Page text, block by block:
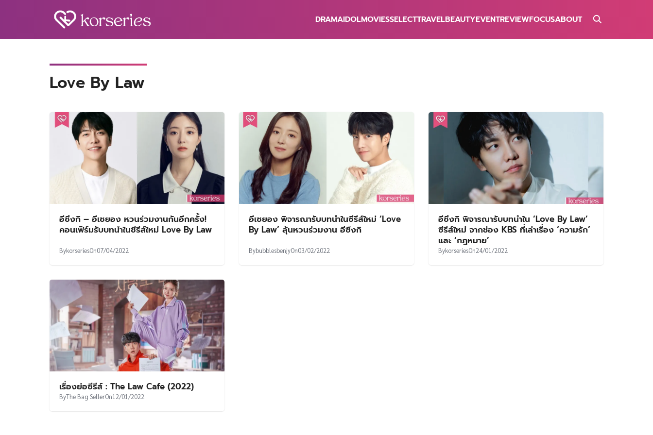
DRAMAIDOLMOVIESSELECTTRAVELBEAUTYEVENTREVIEWFOCUSABOUT
Love By Law
อีซึงกิ – อีเซยอง หวนร่วมงานกันอีกครั้ง!
คอนเฟิร์มรับบทนำในซีรีส์ใหม่ Love By Law
BykorseriesOn07/04/2022
อีเซยอง พิจารณารับบทนำในซีรีส์ใหม่ ‘Love
By Law’ ลุ้นหวนร่วมงาน อีซึงกิ
BybubblesbenjyOn03/02/2022
อีซึงกิ พิจารณารับบทนำใน ‘Love By Law’
ซีรีส์ใหม่ จากช่อง KBS ที่เล่าเรื่อง ‘ความรัก’
และ ‘กฎหมาย’
BykorseriesOn24/01/2022
เรื่องย่อซีรีส์ : The Law Cafe (2022)
ByThe Bag SellerOn12/01/2022